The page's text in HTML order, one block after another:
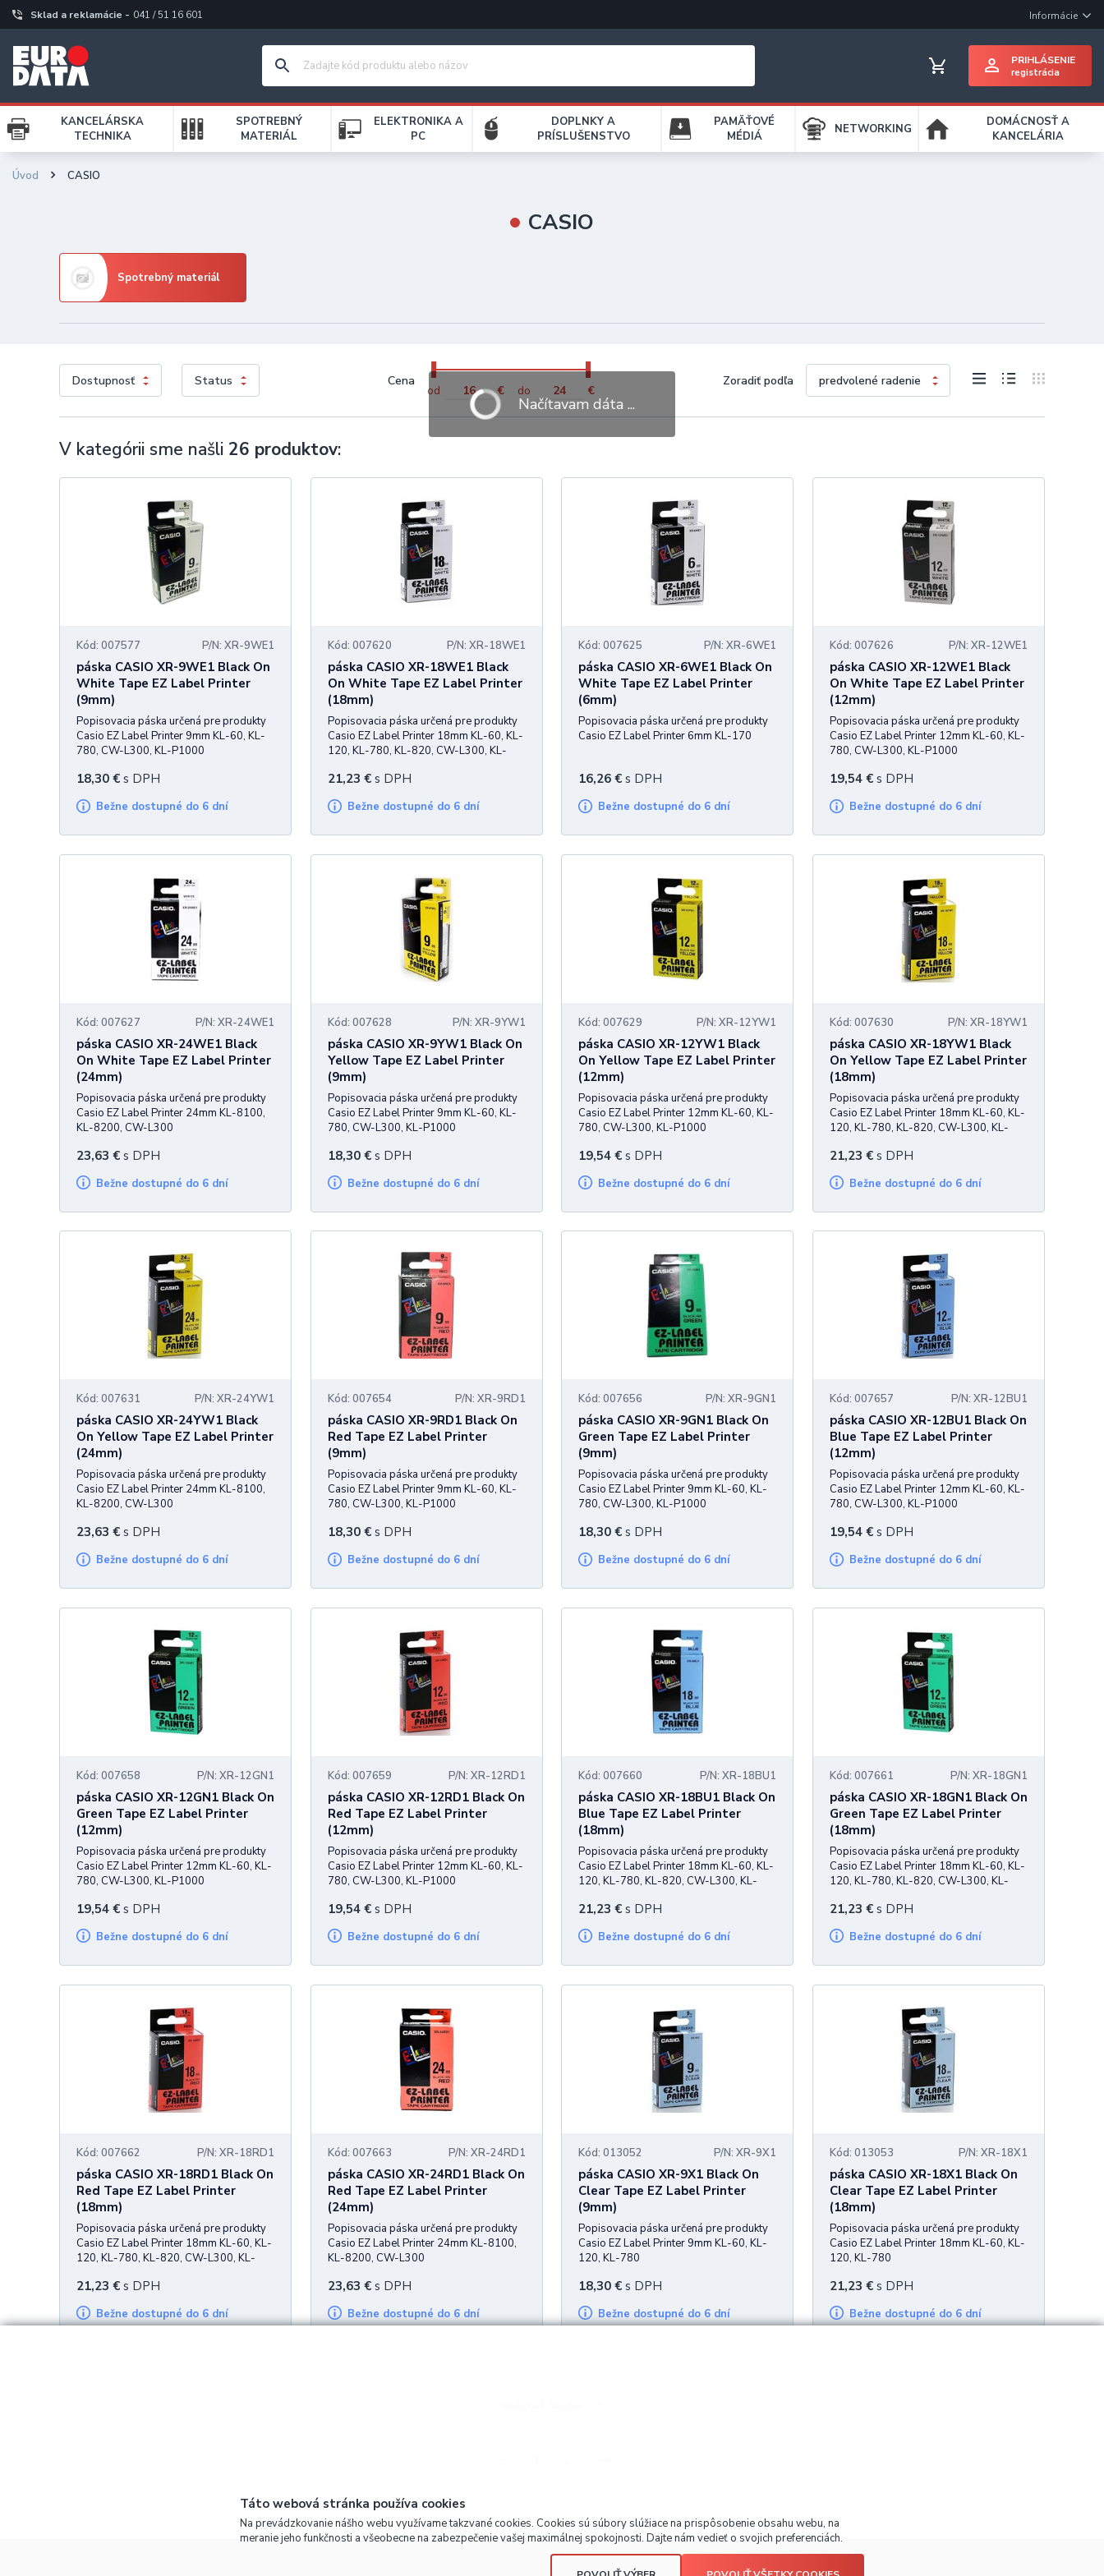
Sklad a reklamácie - 041 / 51 16 601 Informácie
PRIHLÁSENIE
registrácia
KANCELÁRSKA
TECHNIKA
SPOTREBNÝ
MATERIÁL
ELEKTRONIKA A
PC
DOPLNKY A
PRÍSLUŠENSTVO
PAMÄŤOVÉ
MÉDIÁ
NETWORKING
DOMÁCNOSŤ A
KANCELÁRIA
Úvod CASIO
CASIO
Spotrebný materiál
Dostupnosť Status Cena
od € do €
Zoradiť podľa
V kategórii sme našli 26 produktov:
Kód: 007577 P/N: XR-9WE1
páska CASIO XR-9WE1 Black On
White Tape EZ Label Printer
(9mm)
Popisovacia páska určená pre produkty
Casio EZ Label Printer 9mm KL-60, KL-
780, CW-L300, KL-P1000
18,30 € s DPH
Bežne dostupné do 6 dní
Kód: 007620 P/N: XR-18WE1
páska CASIO XR-18WE1 Black
On White Tape EZ Label Printer
(18mm)
Popisovacia páska určená pre produkty
Casio EZ Label Printer 18mm KL-60, KL-
120, KL-780, KL-820, CW-L300, KL-
21,23 €s DPH
Bežne dostupné do 6 dní
Kód: 007625 P/N: XR-6WE1
páska CASIO XR-6WE1 Black On
White Tape EZ Label Printer
(6mm)
Popisovacia páska určená pre produkty
Casio EZ Label Printer 6mm KL-170
16,26 € s DPH
Bežne dostupné do 6 dní
Kód: 007626 P/N: XR-12WE1
páska CASIO XR-12WE1 Black
On White Tape EZ Label Printer
(12mm)
Popisovacia páska určená pre produkty
Casio EZ Label Printer 12mm KL-60, KL-
780, CW-L300, KL-P1000
19,54€s DPH
Bežne dostupné do 6 dní
Kód: 007627 P/N: XR-24WE1
páska CASIO XR-24WE1 Black
On White Tape EZ Label Printer
(24mm)
Popisovacia páska určená pre produkty
Casio EZ Label Printer 24mm KL-8100,
KL-8200, CW-L300
23,63 € s DPH
Bežne dostupné do 6 dní
Kód: 007628 P/N: XR-9YW1
páska CASIO XR-9YW1 Black On
Yellow Tape EZ Label Printer
(9mm)
Popisovacia páska určená pre produkty
Casio EZ Label Printer 9mm KL-60, KL-
780, CW-L300, KL-P1000
18,30€s DPH
Bežne dostupné do 6 dní
Kód: 007629 P/N: XR-12YW1
páska CASIO XR-12YW1 Black
On Yellow Tape EZ Label Printer
(12mm)
Popisovacia páska určená pre produkty
Casio EZ Label Printer 12mm KL-60, KL-
780, CW-L300, KL-P1000
19,54 € s DPH
Bežne dostupné do 6 dní
Kód: 007630 P/N: XR-18YW1
páska CASIO XR-18YW1 Black
On Yellow Tape EZ Label Printer
(18mm)
Popisovacia páska určená pre produkty
Casio EZ Label Printer 18mm KL-60, KL-
120, KL-780, KL-820, CW-L300, KL-
21,23 €s DPH
Bežne dostupné do 6 dní
Kód: 007631 P/N: XR-24YW1
páska CASIO XR-24YW1 Black
On Yellow Tape EZ Label Printer
(24mm)
Popisovacia páska určená pre produkty
Casio EZ Label Printer 24mm KL-8100,
KL-8200, CW-L300
23,63 € s DPH
Bežne dostupné do 6 dní
Kód: 007654 P/N: XR-9RD1
páska CASIO XR-9RD1 Black On
Red Tape EZ Label Printer
(9mm)
Popisovacia páska určená pre produkty
Casio EZ Label Printer 9mm KL-60, KL-
780, CW-L300, KL-P1000
18,30€s DPH
Bežne dostupné do 6 dní
Kód: 007656 P/N: XR-9GN1
páska CASIO XR-9GN1 Black On
Green Tape EZ Label Printer
(9mm)
Popisovacia páska určená pre produkty
Casio EZ Label Printer 9mm KL-60, KL-
780, CW-L300, KL-P1000
18,30 € s DPH
Bežne dostupné do 6 dní
Kód: 007657 P/N: XR-12BU1
páska CASIO XR-12BU1 Black On
Blue Tape EZ Label Printer
(12mm)
Popisovacia páska určená pre produkty
Casio EZ Label Printer 12mm KL-60, KL-
780, CW-L300, KL-P1000
19,54€s DPH
Bežne dostupné do 6 dní
Kód: 007658 P/N: XR-12GN1
páska CASIO XR-12GN1 Black On
Green Tape EZ Label Printer
(12mm)
Popisovacia páska určená pre produkty
Casio EZ Label Printer 12mm KL-60, KL-
780, CW-L300, KL-P1000
19,54 € s DPH
Bežne dostupné do 6 dní
Kód: 007659 P/N: XR-12RD1
páska CASIO XR-12RD1 Black On
Red Tape EZ Label Printer
(12mm)
Popisovacia páska určená pre produkty
Casio EZ Label Printer 12mm KL-60, KL-
780, CW-L300, KL-P1000
19,54€s DPH
Bežne dostupné do 6 dní
Kód: 007660 P/N: XR-18BU1
páska CASIO XR-18BU1 Black On
Blue Tape EZ Label Printer
(18mm)
Popisovacia páska určená pre produkty
Casio EZ Label Printer 18mm KL-60, KL-
120, KL-780, KL-820, CW-L300, KL-
21,23 € s DPH
Bežne dostupné do 6 dní
Kód: 007661 P/N: XR-18GN1
páska CASIO XR-18GN1 Black On
Green Tape EZ Label Printer
(18mm)
Popisovacia páska určená pre produkty
Casio EZ Label Printer 18mm KL-60, KL-
120, KL-780, KL-820, CW-L300, KL-
21,23 €s DPH
Bežne dostupné do 6 dní
Kód: 007662 P/N: XR-18RD1
páska CASIO XR-18RD1 Black On
Red Tape EZ Label Printer
(18mm)
Popisovacia páska určená pre produkty
Casio EZ Label Printer 18mm KL-60, KL-
120, KL-780, KL-820, CW-L300, KL-
21,23 € s DPH
Bežne dostupné do 6 dní
Kód: 007663 P/N: XR-24RD1
páska CASIO XR-24RD1 Black On
Red Tape EZ Label Printer
(24mm)
Popisovacia páska určená pre produkty
Casio EZ Label Printer 24mm KL-8100,
KL-8200, CW-L300
23,63 €s DPH
Bežne dostupné do 6 dní
Kód: 013052 P/N: XR-9X1
páska CASIO XR-9X1 Black On
Clear Tape EZ Label Printer
(9mm)
Popisovacia páska určená pre produkty
Casio EZ Label Printer 9mm KL-60, KL-
120, KL-780
18,30 € s DPH
Bežne dostupné do 6 dní
Kód: 013053 P/N: XR-18X1
páska CASIO XR-18X1 Black On
Clear Tape EZ Label Printer
(18mm)
Popisovacia páska určená pre produkty
Casio EZ Label Printer 18mm KL-60, KL-
120, KL-780
21,23 €s DPH
Bežne dostupné do 6 dní
Táto webová stránka používa cookies
Na prevádzkovanie nášho webu využívame takzvané cookies. Cookies sú súbory slúžiace na prispôsobenie obsahu webu, na
meranie jeho funkčnosti a všeobecne na zabezpečenie vašej maximálnej spokojnosti. Dajte nám vedieť o svojich preferenciách.
Načítavam dáta ...